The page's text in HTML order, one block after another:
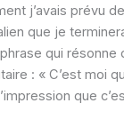
j’avais prévu
que je
qui
: « C’est moi
que